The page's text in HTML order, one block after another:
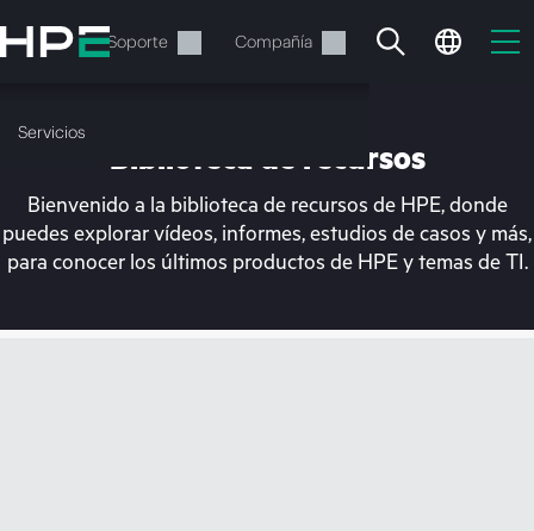
al
contenido
Servicios Soporte Compañía
Servicios
En estos momentos, tu
Biblioteca de recursos
Bienvenido a la biblioteca de recursos de HPE, donde
puedes explorar vídeos, informes, estudios de casos y más,
para conocer los últimos productos de HPE y temas de TI.